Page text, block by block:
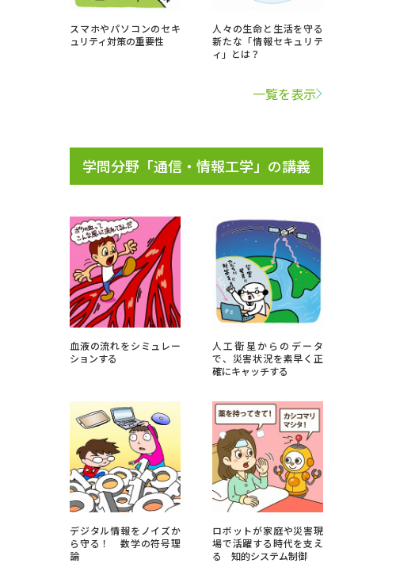
新生活お役立ちガイド
学問の教科書 夢ナビライブ
このサイトについて
受付内容・発送状況の確認 テレメール
お支払いサイト
お問合せ先 テレメール進学カタログ訂正のご案内
スマホやパソコンのセキ
ュリティ対策の重要性
人々の生命と生活を守る
新たな「情報セキュリテ
ィ」とは？
一覧を表示
学問分野「通信・情報工学」の講義
血液の流れをシミュレー
ションする
人工衛星からのデータ
で、災害状況を素早く正
確にキャッチする
デジタル情報をノイズか
ら守る！ 数学の符号理
論
ロボットが家庭や災害現
場で活躍する時代を支え
る 知的システム制御